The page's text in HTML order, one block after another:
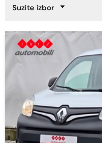
Suzite izbor
2022
2019
2018
Prikaži po stranici: